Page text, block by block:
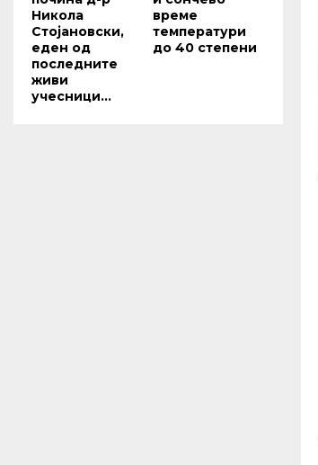
Никола
Стојановски,
еден од
последните
живи
учесници...
време
температури
до 40 степени